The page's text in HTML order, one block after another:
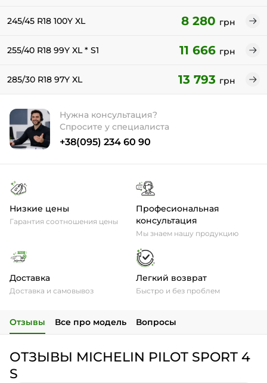
245/45 R18 100Y XL 8 280 грн
255/40 R18 99Y XL * S1 11 666 грн
285/30 R18 97Y XL 13 793 грн
Нужна консультация?
Спросите у специалиста
+38(095) 234 60 90
Низкие цены
Гарантия соотношения цены
Професиональная
консультация
Мы знаем нашу продукцию
Доставка
Доставка и самовывоз
Легкий возврат
Быстро и без проблем
Отзывы Все про модель Вопросы
ОТЗЫВЫ MICHELIN PILOT SPORT 4
S